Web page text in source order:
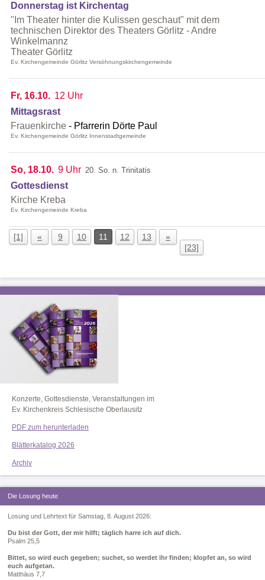
Donnerstag ist Kirchentag
"Im Theater hinter die Kulissen geschaut" mit dem
technischen Direktor des Theaters Görlitz - Andre
Winkelmannz
Theater Görlitz
Ev. Kirchengemeinde Görlitz Versöhnungskirchengemeinde
Fr, 16.10. 12 Uhr
Mittagsrast
Frauenkirche
Pfarrerin Dörte Paul
Ev. Kirchengemeinde Görlitz Innenstadtgemeinde
So, 18.10. 9 Uhr 20. So. n. Trinitatis
Gottesdienst
Kirche Kreba
Ev. Kirchengemeinde Kreba
[1] « 9 10 11 12 13
»
[23]
Konzerte, Gottesdienste, Veranstaltungen im
Ev. Kirchenkreis Schlesische Oberlausitz
PDF zum herunterladen
Blätterkatalog 2026
Archiv
Die Losung heute
Losung und Lehrtext für Samstag, 8. August 2026:
Du bist der Gott, der mir hilft; täglich harre ich auf dich.
Psalm 25,5
Bittet, so wird euch gegeben; suchet, so werdet ihr finden; klopfet an, so wird
euch aufgetan.
Matthäus 7,7